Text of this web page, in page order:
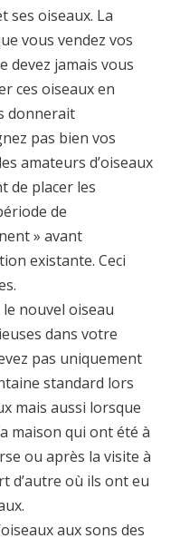
ses oiseaux. La
vous vendez vos
devez jamais vous
ces oiseaux en
donnerait
pas bien vos
amateurs d’oiseaux
de placer les
de
» avant
existante. Ceci
nouvel oiseau
dans votre
pas uniquement
standard lors
mais aussi lorsque
maison qui ont été à
ou après la visite à
d’autre où ils ont eu
aux sons des